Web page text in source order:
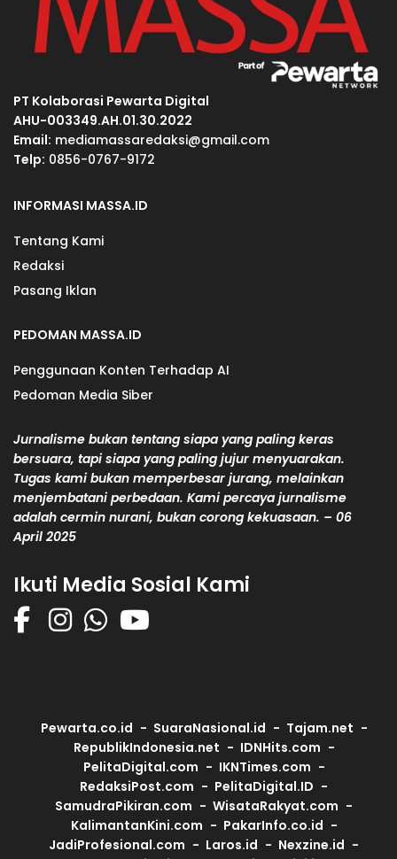
PT Kolaborasi Pewarta Digital
AHU-003349.AH.01.30.2022
Email: mediamassaredaksi@gmail.com
Telp: 0856-0767-9172
INFORMASI MASSA.ID
Tentang Kami
Redaksi
Pasang Iklan
PEDOMAN MASSA.ID
Penggunaan Konten Terhadap AI
Pedoman Media Siber
Jurnalisme bukan tentang siapa yang paling keras
bersuara, tapi siapa yang paling jujur menyuarakan.
Tugas kami bukan memperbesar jurang, melainkan
menjembatani perbedaan. Kami percaya jurnalisme
adalah cermin nurani, bukan corong kekuasaan. – 06
April 2025
Ikuti Media Sosial Kami
Pewarta.co.id SuaraNasional.id
Tajam.net
RepublikIndonesia.net
IDNHits.com
PelitaDigital.com
IKNTimes.com
RedaksiPost.com
PelitaDigital.ID
SamudraPikiran.com
WisataRakyat.com
KalimantanKini.com
PakarInfo.co.id
JadiProfesional.com
Laros.id
Nexzine.id